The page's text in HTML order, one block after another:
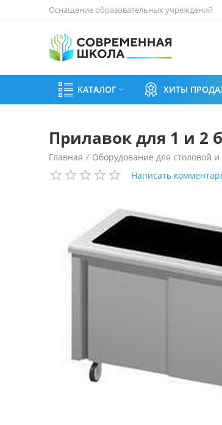
Оснащение образовательных учреждений
КАТАЛОГ  ХИТЫ
Прилавок для 1 и 2
Главная / Оборудование для столовой
Прилавок для 1 и 2 блюд Emainox ECVC
Написать